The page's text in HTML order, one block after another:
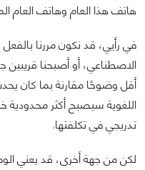
هاتف هذا العام وهاتف العام
في رأيي، قد نكون مررنا
الاصطناعي، أو أصبحنا قريبين
أقل وضوحًا مقارنة بما كان
اللغوية سيصبح أكثر محدودية
تدريجي في تكلفتها.
لكن من جهة أخرى، قد يعني